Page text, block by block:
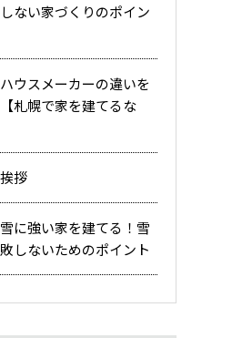
ない家づくりのポイン
ウスメーカーの違いを
札幌で家を建てるな
拶
に強い家を建てる！雪
しないためのポイント